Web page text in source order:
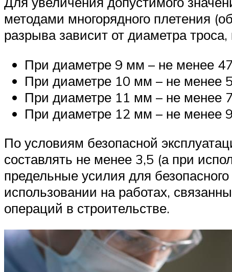
методами многорядного плетения
разрыва зависит от диаметра троса,
При диаметре 9 мм – не менее
При диаметре 10 мм – не менее
При диаметре 11 мм – не менее
При диаметре 12 мм – не менее
По условиям безопасной
составлять не менее 3,5 (а при
предельные усилия для
использовании на работах,
операций в строительстве.